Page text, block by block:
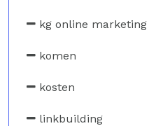
kg online marketing
komen
kosten
linkbuilding